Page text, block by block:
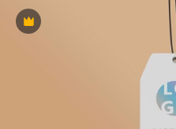
Premium